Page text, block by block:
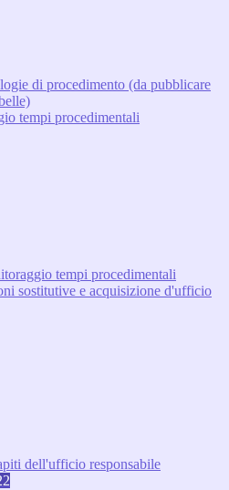
di procedimento (da pubblicare
tempi procedimentali
tempi procedimentali
sostitutive e acquisizione d'ufficio
dell'ufficio responsabile